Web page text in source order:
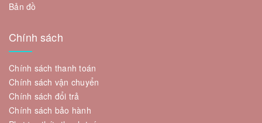
Bản đồ
Chính sách
Chính sách thanh toán
Chính sách vận chuyển
Chính sách đổi trả
Chính sách bảo hành